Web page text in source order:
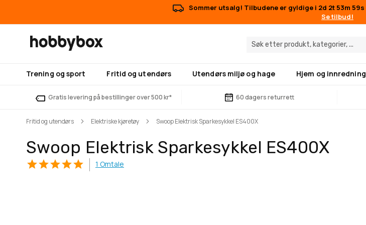
Sommer utsalg! Tilbudene er gyldige i 2d 2t 53m 59s
Se tilbud!
Trening og sport Fritid og utendørs Utendørs miljø og hage Hjem og innredning
Gratis levering på bestillinger over 500 kr* 60 dagers returrett
Fritid og utendørs Elektriske kjøretøy Swoop Elektrisk Sparkesykkel ES400X
Swoop Elektrisk Sparkesykkel ES400X
1 Omtale